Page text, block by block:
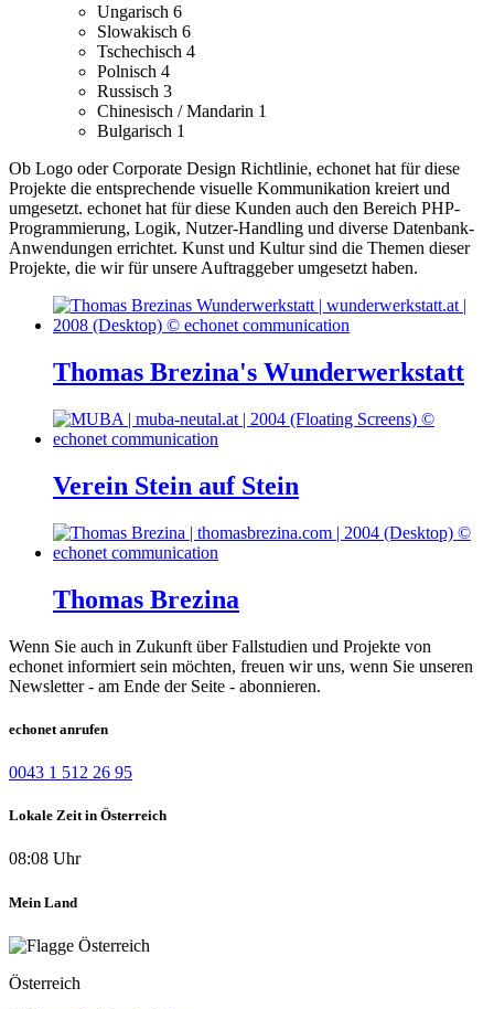
Ungarisch 6
Slowakisch 6
Tschechisch 4
Polnisch 4
Russisch 3
Chinesisch / Mandarin 1
Bulgarisch 1
Ob Logo oder Corporate Design Richtlinie, echonet hat für diese
Projekte die entsprechende visuelle Kommunikation kreiert und
umgesetzt. echonet hat für diese Kunden auch den Bereich PHP-
Programmierung, Logik, Nutzer-Handling und diverse Datenbank-
Anwendungen errichtet. Kunst und Kultur sind die Themen dieser
Projekte, die wir für unsere Auftraggeber umgesetzt haben.
Thomas Brezina's Wunderwerkstatt
Verein Stein auf Stein
Thomas Brezina
Wenn Sie auch in Zukunft über Fallstudien und Projekte von
echonet informiert sein möchten, freuen wir uns, wenn Sie unseren
Newsletter - am Ende der Seite - abonnieren.
echonet anrufen
0043 1 512 26 95
Lokale Zeit in Österreich
08:08 Uhr
Mein Land
Österreich